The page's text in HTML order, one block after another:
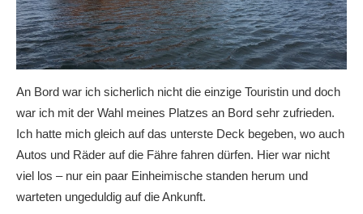
An Bord war ich sicherlich nicht die einzige Touristin und doch
war ich mit der Wahl meines Platzes an Bord sehr zufrieden.
Ich hatte mich gleich auf das unterste Deck begeben, wo auch
Autos und Räder auf die Fähre fahren dürfen. Hier war nicht
viel los – nur ein paar Einheimische standen herum und
warteten ungeduldig auf die Ankunft.